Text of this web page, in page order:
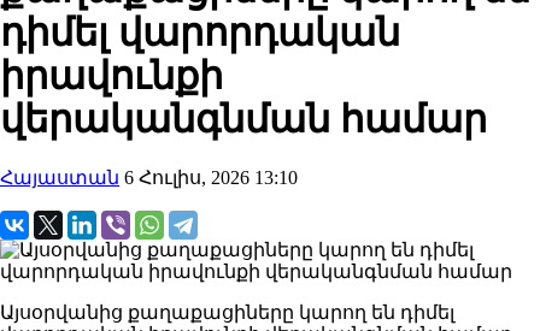
դիմել վարորդական
իրավունքի
վերականգնման համար
Հայաստան 6 Հուլիս, 2026 13:10
Այսօրվանից քաղաքացիները կարող են դիմել